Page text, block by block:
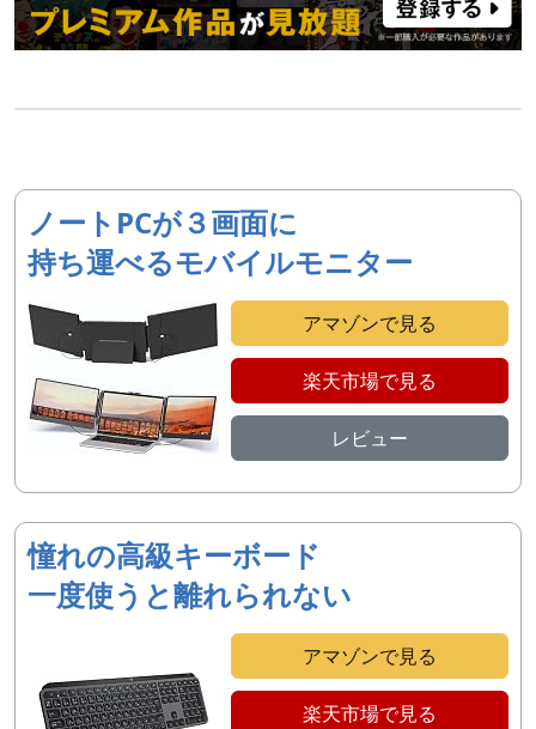
ノートPCが３画面に
持ち運べるモバイルモニター
アマゾンで見る
楽天市場で見る
レビュー
憧れの高級キーボード
一度使うと離れられない
アマゾンで見る
楽天市場で見る